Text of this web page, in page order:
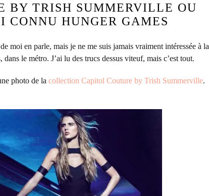
BY TRISH SUMMERVILLE OU
CONNU HUNGER GAMES
moi en parle, mais je ne me suis jamais vraiment intéressée à la
le métro. J’ai lu des trucs dessus viteuf, mais c’est tout.
photo de la collection Capitol Couture by Trish Summerville.